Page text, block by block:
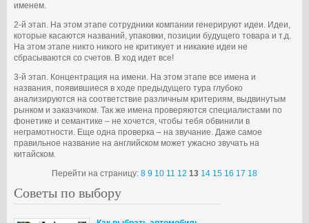
именем.
2-й этап. На этом этапе сотрудники компании генерируют идеи. Идеи,
которые касаются названий, упаковки, позиции будущего товара и т.д.
На этом этапе никто никого не критикует и никакие идеи не
сбрасываются со счетов. В ход идет все!
3-й этап. Концентрация на имени. На этом этапе все имена и
названия, появившиеся в ходе предыдущего тура глубоко
анализируются на соответствие различным критериям, выдвинутым
рынком и заказчиком. Так же имена проверяются специалистами по
фонетике и семантике – не хочется, чтобы тебя обвинили в
неграмотности. Еще одна проверка – на звучание. Даже самое
правильное название на английском может ужасно звучать на
китайском.
Перейти на страницу: 8 9 10 11 12 13 14 15 16 17 18
Советы по выбору